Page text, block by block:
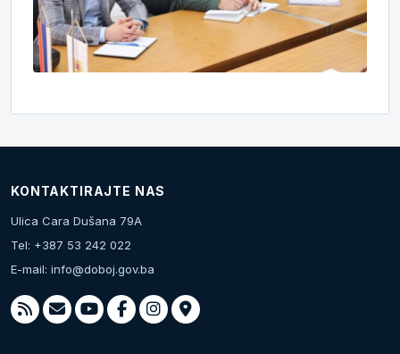
KONTAKTIRAJTE NAS
Ulica Cara Dušana 79A
Tel: +387 53 242 022
E-mail: info@doboj.gov.ba